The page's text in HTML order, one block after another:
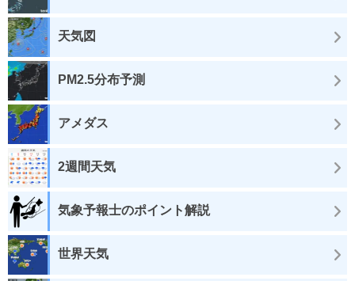
天気図
PM2.5分布予測
アメダス
2週間天気
気象予報士のポイント解説
世界天気